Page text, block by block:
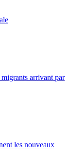
arrivant par
les nouveaux